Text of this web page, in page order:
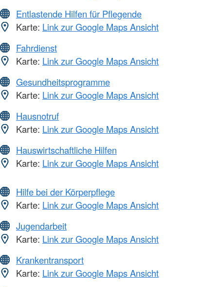
Entlastende Hilfen für Pflegende
Karte: Link zur Google Maps Ansicht
Fahrdienst
Karte: Link zur Google Maps Ansicht
Gesundheitsprogramme
Karte: Link zur Google Maps Ansicht
Hausnotruf
Karte: Link zur Google Maps Ansicht
Hauswirtschaftliche Hilfen
Karte: Link zur Google Maps Ansicht
Hilfe bei der Körperpflege
Karte: Link zur Google Maps Ansicht
Jugendarbeit
Karte: Link zur Google Maps Ansicht
Krankentransport
Karte: Link zur Google Maps Ansicht